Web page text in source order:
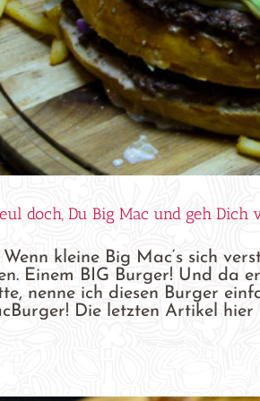
doch, Du Big Mac und geh Dich
kleine Big Mac‘s sich
Einem BIG Burger! Und da
nenne ich diesen Burger
Die letzten Artikel